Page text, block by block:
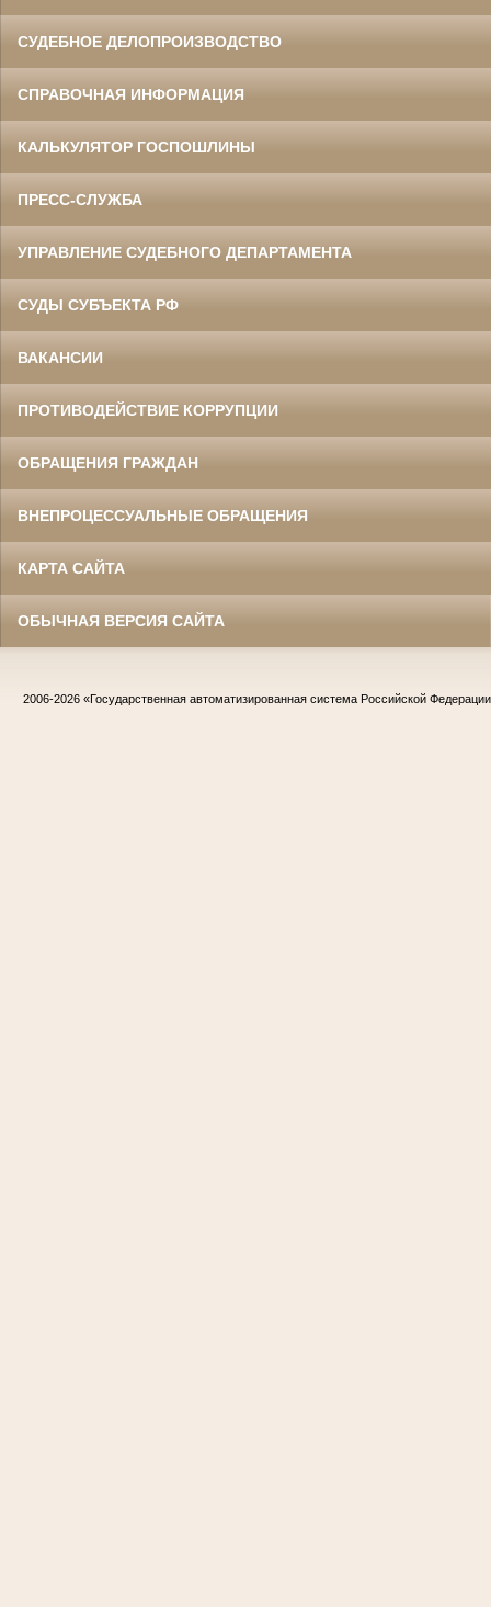
СУДЕБНОЕ ДЕЛОПРОИЗВОДСТВО
СПРАВОЧНАЯ ИНФОРМАЦИЯ
КАЛЬКУЛЯТОР ГОСПОШЛИНЫ
ПРЕСС-СЛУЖБА
УПРАВЛЕНИЕ СУДЕБНОГО ДЕПАРТАМЕНТА
СУДЫ СУБЪЕКТА РФ
ВАКАНСИИ
ПРОТИВОДЕЙСТВИЕ КОРРУПЦИИ
ОБРАЩЕНИЯ ГРАЖДАН
ВНЕПРОЦЕССУАЛЬНЫЕ ОБРАЩЕНИЯ
КАРТА САЙТА
ОБЫЧНАЯ ВЕРСИЯ САЙТА
2006-2026 «Государственная автоматизированная система Российской